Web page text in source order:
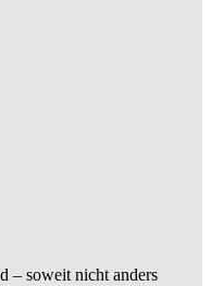
– soweit nicht anders